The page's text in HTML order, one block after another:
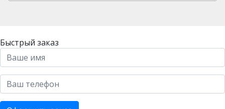
Быстрый заказ